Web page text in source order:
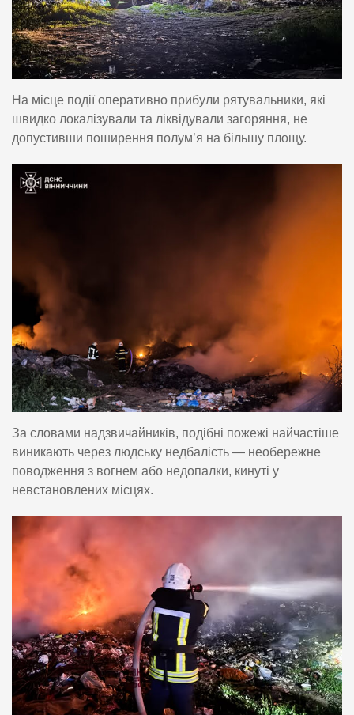
На місце події оперативно прибули рятувальники, які
швидко локалізували та ліквідували загоряння, не
допустивши поширення полум’я на більшу площу.
За словами надзвичайників, подібні пожежі найчастіше
виникають через людську недбалість — необережне
поводження з вогнем або недопалки, кинуті у
невстановлених місцях.